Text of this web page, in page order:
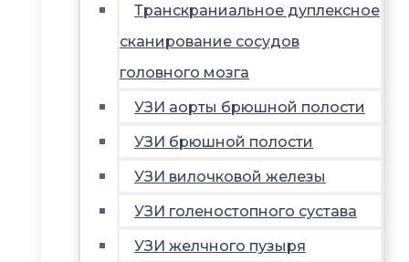
Транскраниальное дуплексное
сканирование сосудов
головного мозга
УЗИ аорты брюшной полости
УЗИ брюшной полости
УЗИ вилочковой железы
УЗИ голеностопного сустава
УЗИ желчного пузыря